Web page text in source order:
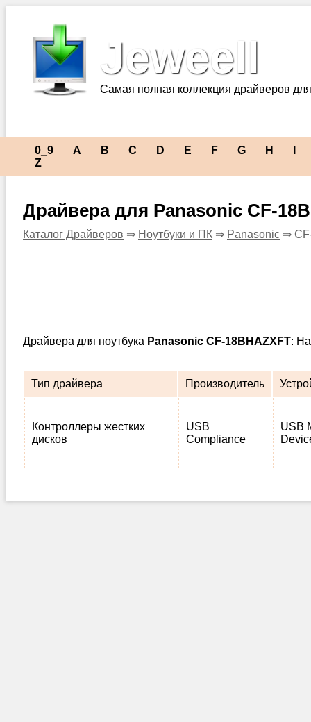
Jeweell
Самая полная коллекция драйверов
0_9 A B C D E F G H
Z
Драйвера для Panasonic CF-
Каталог Драйверов ⇒ Ноутбуки и ПК ⇒ Panasonic ⇒
Драйвера для ноутбука Panasonic CF-18BHAZXFT:
Тип драйвера Производитель
Контроллеры жестких
дисков
USB
Compliance
USB